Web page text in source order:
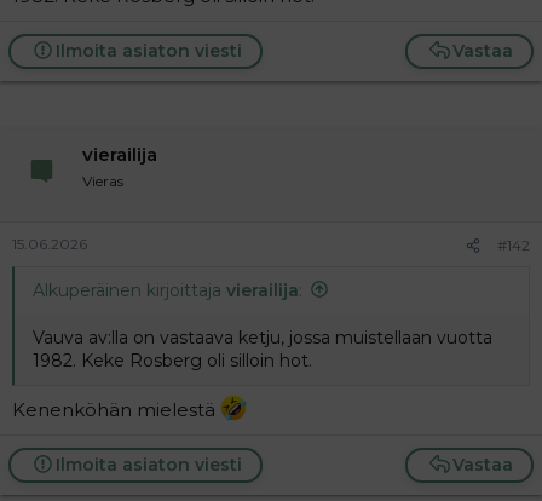
Vastaa
Ilmoita asiaton viesti
vierailija
Vieras
15.06.2026 #142
Alkuperäinen kirjoittaja vierailija:
Vauva av:lla on vastaava ketju, jossa muistellaan vuotta
1982. Keke Rosberg oli silloin hot.
Kenenköhän mielestä
Vastaa
Ilmoita asiaton viesti